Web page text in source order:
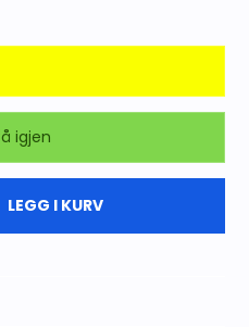
igjen
LEGG I KURV